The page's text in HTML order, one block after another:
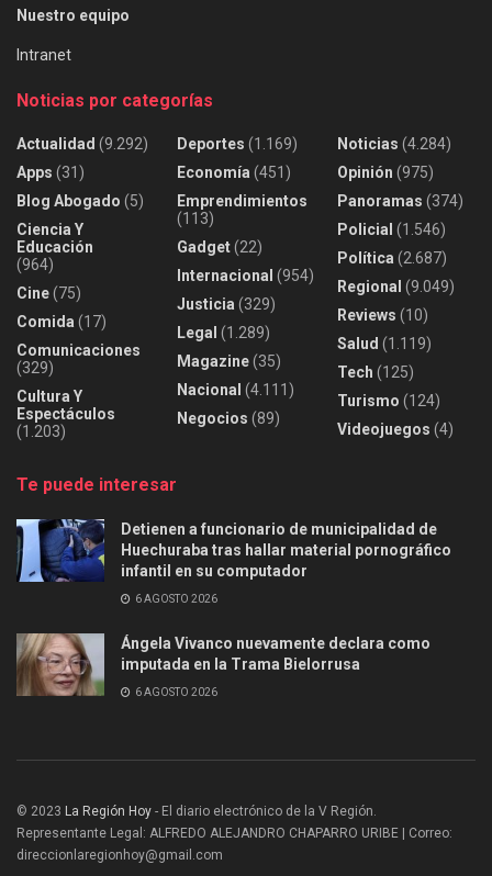
Nuestro equipo
Intranet
Noticias por categorías
Actualidad (9.292)
Apps (31)
Blog Abogado (5)
Ciencia Y
Educación
(964)
Cine(75)
Comida (17)
Comunicaciones
(329)
Cultura Y
Espectáculos
(1.203)
Deportes (1.169)
Economía (451)
Emprendimientos
(113)
Gadget(22)
Internacional (954)
Justicia (329)
Legal (1.289)
Magazine(35)
Nacional (4.111)
Negocios (89)
Noticias (4.284)
Opinión (975)
Panoramas (374)
Policial (1.546)
Política (2.687)
Regional (9.049)
Reviews (10)
Salud (1.119)
Tech (125)
Turismo (124)
Videojuegos (4)
Te puede interesar
Detienen a funcionario de municipalidad de
Huechuraba tras hallar material pornográfico
infantil en su computador
6 AGOSTO 2026
Ángela Vivanco nuevamente declara como
imputada en la Trama Bielorrusa
6 AGOSTO 2026
© 2023 La Región Hoy - El diario electrónico de la V Región.
Representante Legal: ALFREDO ALEJANDRO CHAPARRO URIBE | Correo:
direccionlaregionhoy@gmail.com